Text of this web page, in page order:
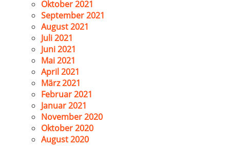
Oktober 2021
September 2021
August 2021
Juli 2021
Juni 2021
Mai 2021
April 2021
März 2021
Februar 2021
Januar 2021
November 2020
Oktober 2020
August 2020